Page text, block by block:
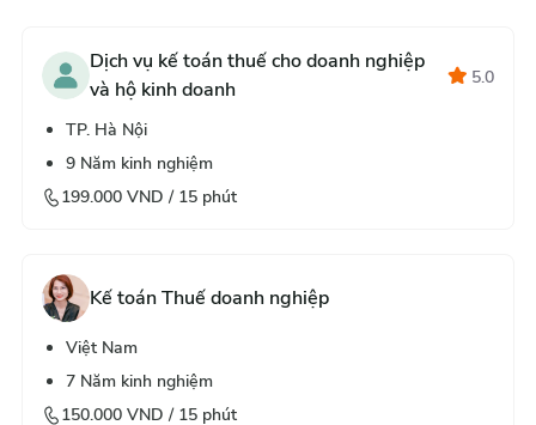
Dịch vụ kế toán thuế cho doanh nghiệp
và hộ kinh doanh
5.0
TP. Hà Nội
9 Năm kinh nghiệm
199.000 VND / 15 phút
Kế toán Thuế doanh nghiệp
Việt Nam
7 Năm kinh nghiệm
150.000 VND / 15 phút